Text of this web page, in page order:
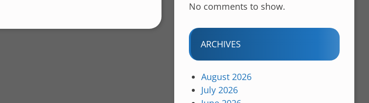
No comments to show.
ARCHIVES
August 2026
July 2026